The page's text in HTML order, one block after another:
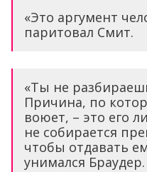
«Это аргумент
паритовал Смит.
«Ты не
Причина, по
воюет, – это его
не собирается
чтобы отдавать
унимался Браудер.